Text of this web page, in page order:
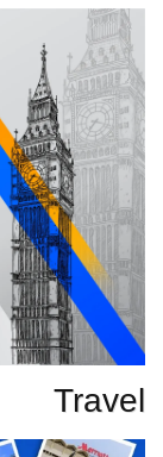
Travel